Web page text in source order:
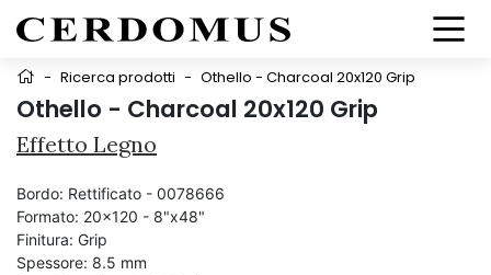
- Ricerca prodotti - Othello - Charcoal 20x120 Grip
Othello - Charcoal 20x120 Grip
Effetto Legno
Bordo: Rettificato - 0078666
Formato: 20x120 - 8"x48"
Finitura: Grip
Spessore: 8.5 mm